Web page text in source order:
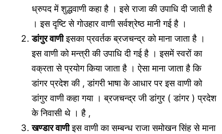
ध्रुपद में शुद्धवाणी कहा है । इसे राजा की उपाधि दी जाती है
। इस दृष्टि से गोउहार वाणी सर्वश्रेष्ठ मानी गई है ।
डांगुर वाणीइसका प्रवर्तक ब्रजचन्द्र को माना जाता है ।
इस वाणी को मन्त्री की उपाधि दी गई है । इसमें स्वरों का
वक्रता से प्रयोग किया जाता है । ऐसा माना जाता है कि
डांगर प्रदेश की , डांगरी भाषा के आधार पर इस वाणी को
डांगुर वाणी कहा गया । ब्रजचन्द्र जी डांगुर ( डांगर ) प्रदेश
के निवासी थे । है ,
खण्डार वाणीइस वाणी का सम्बन्ध राजा समोखन सिंह से माना